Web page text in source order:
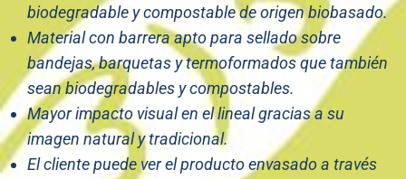
biodegradable y compostable de origen biobasado.
Material con barrera apto para sellado sobre
bandejas, barquetas ytermoformados que también
sean biodegradables y compostables.
Mayor impacto visual en el lineal gracias a su
imagen natural y tradicional.
El cliente puede ver el producto envasado a través